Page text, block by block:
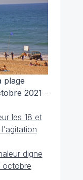
plage
2021 -
les 18 et
digne
octobre